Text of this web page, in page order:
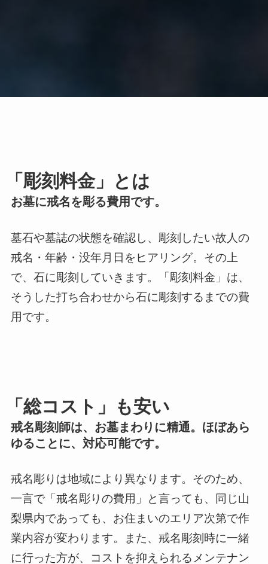
「彫刻料金」とは
お墓に戒名を彫る費用です。
墓石や墓誌の状態を確認し、彫刻したい故人の
戒名・年齢・没年月日をヒアリング。その上
で、石に彫刻していきます。「彫刻料金」は、
そうした打ち合わせから石に彫刻するまでの費
用です。
「総コスト」も安い
戒名彫刻師は、お墓まわりに精通。ほぼあら
ゆることに、対応可能です。
戒名彫りは地域により異なります。そのため、
一言で「戒名彫りの費用」と言っても、同じ山
梨県内であっても、お住まいのエリア次第で作
業内容が変わります。また、戒名彫刻時に一緒
に行った方が、コストを抑えられるメンテナン